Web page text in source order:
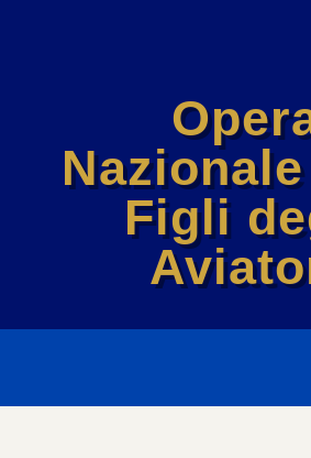
Figli